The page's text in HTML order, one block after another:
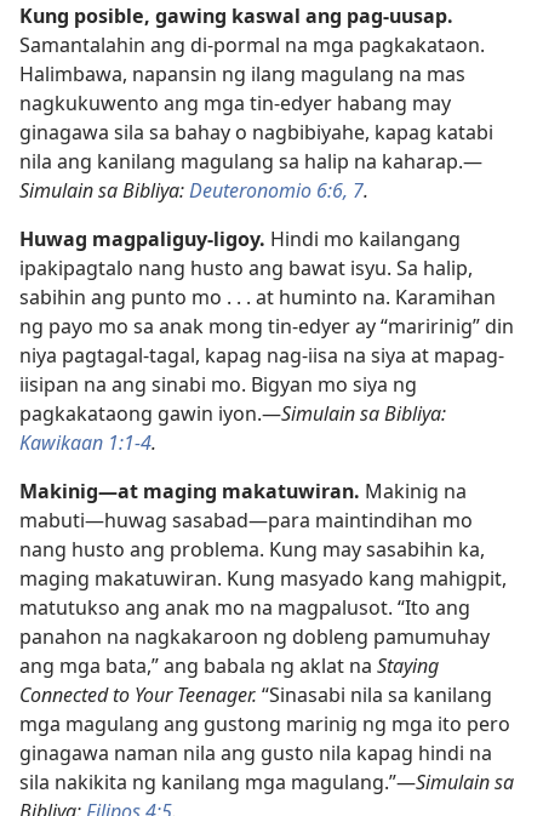
Kung posible, gawing kaswal ang pag-uusap.
Samantalahin ang di-pormal na mga pagkakataon.
Halimbawa, napansin ng ilang magulang na mas
nagkukuwento ang mga tin-edyer habang may
ginagawa sila sa bahay o nagbibiyahe, kapag katabi
nila ang kanilang magulang sa halip na kaharap.—
Simulain sa Bibliya:Deuteronomio 6:6, 7.
Huwag magpaliguy-ligoy. Hindi mo kailangang
ipakipagtalo nang husto ang bawat isyu. Sa halip,
sabihin ang punto mo . . . at huminto na. Karamihan
ng payo mo sa anak mong tin-edyer ay “maririnig” din
niya pagtagal-tagal, kapag nag-iisa na siya at mapag-
iisipan na ang sinabi mo. Bigyan mo siya ng
pagkakataong gawin iyon.—Simulain sa Bibliya:
Kawikaan 1:1-4.
Makinig—at maging makatuwiran. Makinig na
mabuti—huwag sasabad—para maintindihan mo
nang husto ang problema. Kung may sasabihin ka,
maging makatuwiran. Kung masyado kang mahigpit,
matutukso ang anak mo na magpalusot. “Ito ang
panahon na nagkakaroon ng dobleng pamumuhay
ang mga bata,” ang babala ng aklat na Staying
Connected to Your Teenager. “Sinasabi nila sa kanilang
mga magulang ang gustong marinig ng mga ito pero
ginagawa naman nila ang gusto nila kapag hindi na
sila nakikita ng kanilang mga magulang.”—Simulain sa